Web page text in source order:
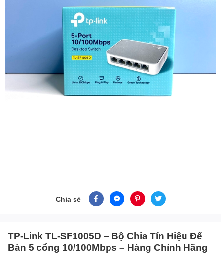
Chia sẻ
TP-Link TL-SF1005D – Bộ Chia Tín Hiệu Để
Bàn 5 cổng 10/100Mbps – Hàng Chính Hãng